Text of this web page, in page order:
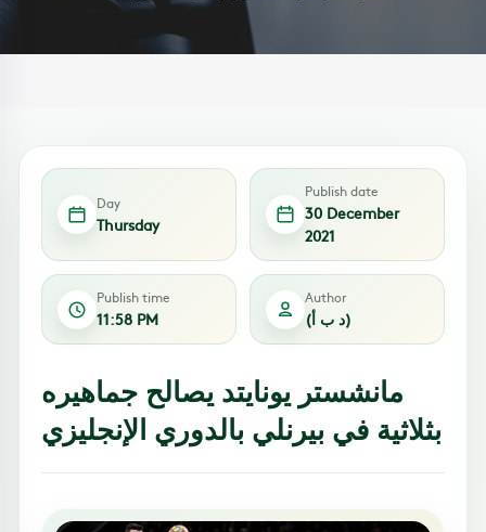
Day
Thursday
Publish date
30 December
2021
Publish time
11:58 PM
Author
(د ب أ)
مانشستر يونايتد يصالح جماهيره
بثلاثية في بيرنلي بالدوري الإنجليزي